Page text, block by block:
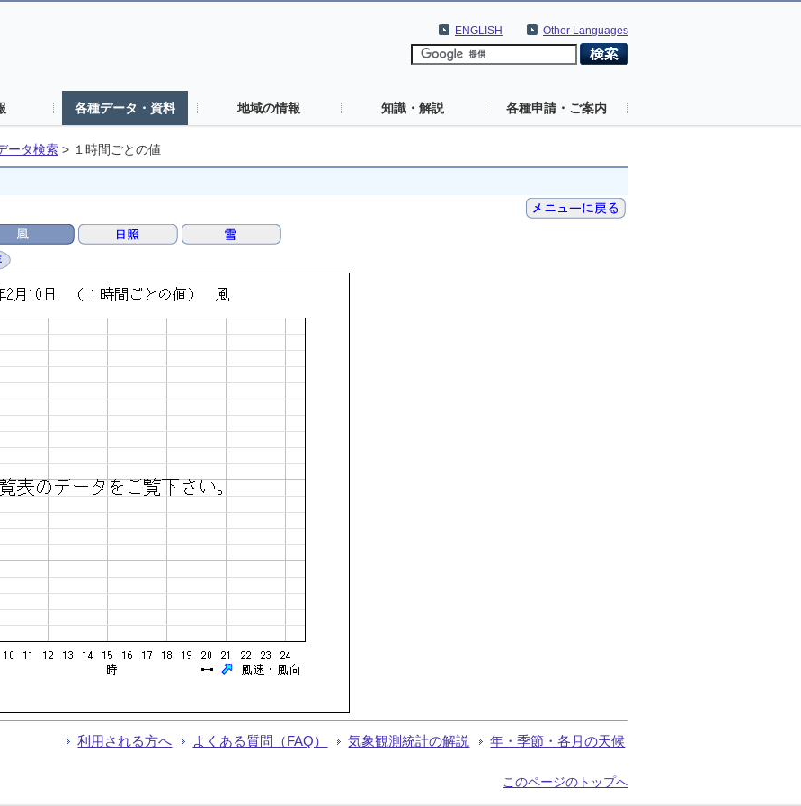
Other Languages
ENGLISH
各種データ・資料 地域の情報 知識・解説 各種申請・ご案内
ータ検索 > １時間ごとの値
利用される方へ よくある質問（FAQ） 気象観測統計の解説 年・季節・各月の天候
このページのトップへ